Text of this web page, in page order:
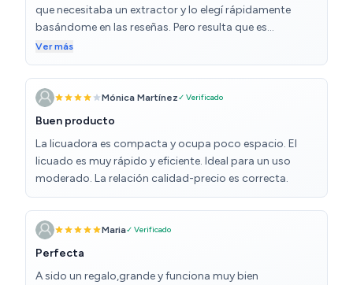
que necesitaba un extractor y lo elegí rápidamente
basándome en las reseñas. Pero resulta que es
INCREÍBLE lo bueno que es. Lo hemos usado durante 5
días para hacer 3 litros de jugo de zanahoria
(respetando los protocolos del aparato, haciendo
pausas, vaciando el contenedor varias veces, etc.) y ha
funcionado de maravilla! Además, no es muy grande,
así que no ocupa mucho espacio en la cocina. De
hecho, elegí el negro después de leer algunas reseñas
que indicaban que el blanco se manchaba con las
verduras y todavía parece nuevo.Es muy fácil de usar, se
limpia rápidamente con el cepillo que trae, un éxito
TOTAL! Recomendado al 100%
Ver más
Mónica Martínez✓ Verificado
Buen producto
La licuadora es compacta y ocupa poco espacio. El
licuado es muy rápido y eficiente. Ideal para un uso
moderado. La relación calidad-precio es correcta.
Maria✓ Verificado
Perfecta
A sido un regalo,grande y funciona muy bien